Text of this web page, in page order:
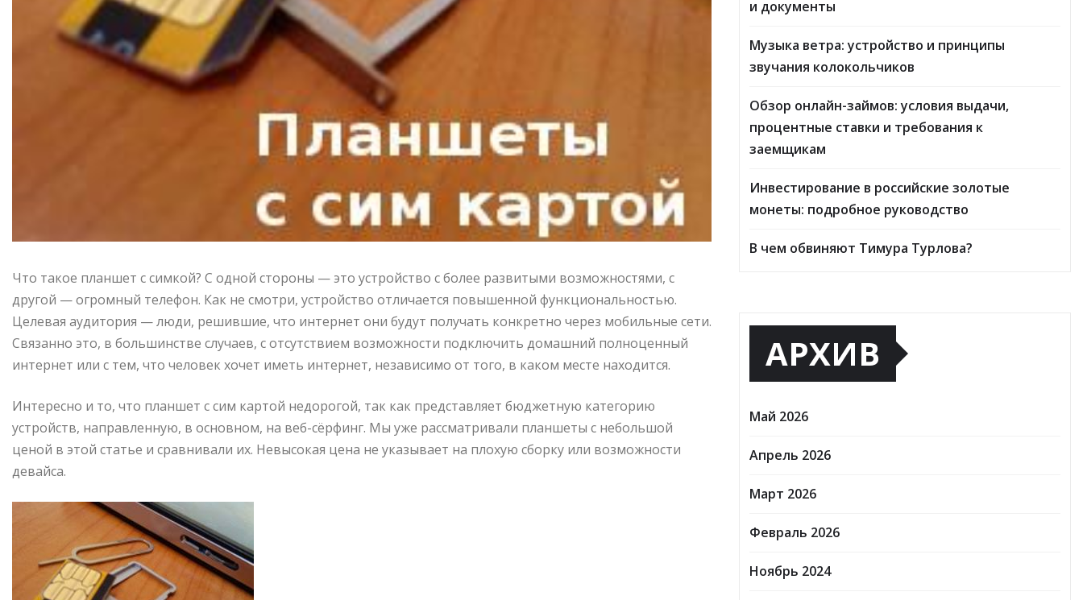
Что такое планшет с симкой? С одной стороны — это устройство с более развитыми возможностями, с
другой — огромный телефон. Как не смотри, устройство отличается повышенной функциональностью.
Целевая аудитория — люди, решившие, что интернет они будут получать конкретно через мобильные сети.
Связанно это, в большинстве случаев, с отсутствием возможности подключить домашний полноценный
интернет или с тем, что человек хочет иметь интернет, независимо от того, в каком месте находится.
Интересно и то, что планшет с сим картой недорогой, так как представляет бюджетную категорию
устройств, направленную, в основном, на веб-сёрфинг. Мы уже рассматривали планшеты с небольшой
ценой в этой статье и сравнивали их. Невысокая цена не указывает на плохую сборку или возможности
девайса.
и документы
Музыка ветра: устройство и принципы
звучания колокольчиков
Обзор онлайн-займов: условия выдачи,
процентные ставки и требования к
заемщикам
Инвестирование в российские золотые
монеты: подробное руководство
В чем обвиняют Тимура Турлова?
АРХИВ
Май 2026
Апрель 2026
Март 2026
Февраль 2026
Ноябрь 2024